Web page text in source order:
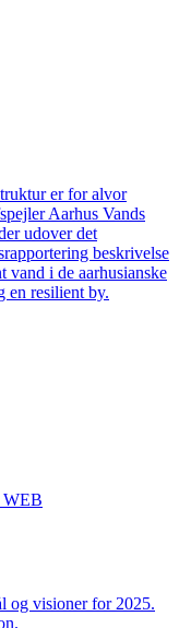
er for alvor
Aarhus Vands
udover det
beskrivelse
vand i de aarhusianske
en resilient by.
og visioner for 2025.